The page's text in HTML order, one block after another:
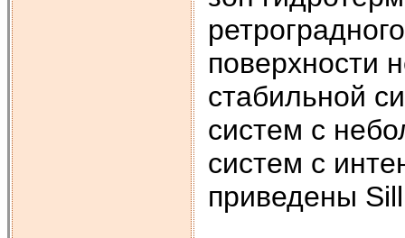
поверхности
стабильной
систем с
систем с
приведены